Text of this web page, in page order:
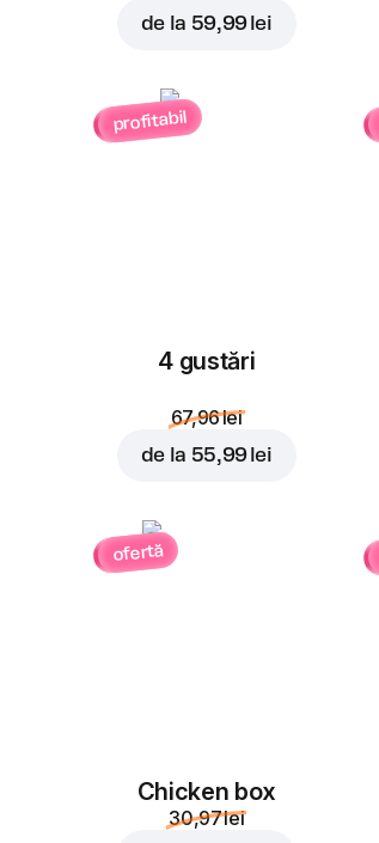
de la 59,99 lei
profitabil
4 gustări
67,96 lei
de la 55,99 lei
ofertă
Chicken box
30,97 lei